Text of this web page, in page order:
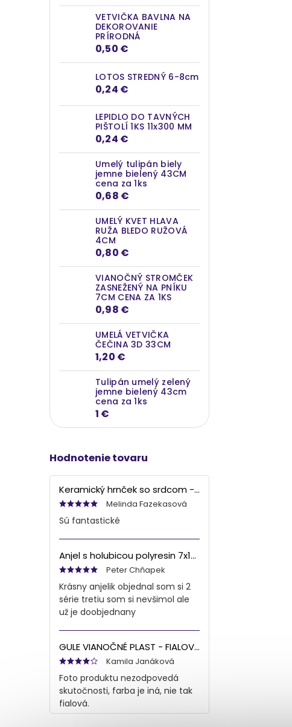
VETVIČKA BAVLNA NA
DEKOROVANIE
PRÍRODNÁ
0,50 €
LOTOS STREDNÝ 6-8cm
0,24 €
LEPIDLO DO TAVNÝCH
PIŠTOLÍ 1KS 11x300 MM
0,24 €
Umelý tulipán biely
jemne bielený 43CM
cena za 1ks
0,68 €
UMELÝ KVET HLAVA
RUŽA BLEDO RUŽOVÁ
4CM
0,80 €
VIANOČNÝ STROMČEK
ZASNEŽENÝ NA PNÍKU
7CM CENA ZA 1KS
0,98 €
UMELÁ VETVIČKA
ČEČINA 3D 33CM
1,20 €
Tulipán umelý zelený
jemne bielený 43cm
cena za 1ks
1 €
Hodnotenie tovaru
Keramický hrnček so srdcom - bielo šedý, 90ml
Melinda Fazekasová
Sú fantastické
Anjel s holubicou polyresin 7x13x6 cm
Peter Chňapek
Krásny anjelik objednal som si 2
série tretiu som si nevšimol ale
už je doobjednany
GULE VIANOČNÉ PLAST - FIALOVÁ S/8 8CM
Kamila Janáková
Foto produktu nezodpovedá
skutočnosti, farba je iná, nie tak
fialová.